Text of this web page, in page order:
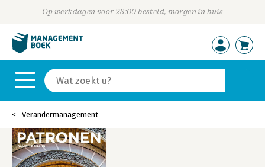
Op werkdagen voor 23:00 besteld, morgen in huis
Verandermanagement